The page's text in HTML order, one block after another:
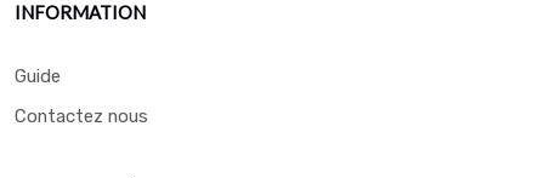
INFORMATION
Guide
Contactez nous